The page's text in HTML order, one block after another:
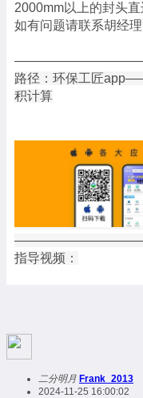
2000mm以上的封头直
如有问题请联系胡经
路径：环保工匠
积计算
指导视频：
二分明月 Frank_2013
2024-11-25 16:00:02